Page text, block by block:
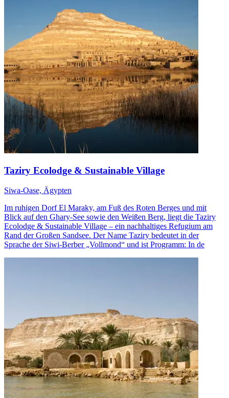
Taziry Ecolodge & Sustainable Village
Siwa-Oase, Ägypten
Im ruhigen Dorf El Maraky, am Fuß des Roten Berges und mit
Blick auf den Ghary-See sowie den Weißen Berg, liegt die Taziry
Ecolodge & Sustainable Village – ein nachhaltiges Refugium am
Rand der Großen Sandsee. Der Name Taziry bedeutet in der
Sprache der Siwi-Berber „Vollmond“ und ist Programm: In de